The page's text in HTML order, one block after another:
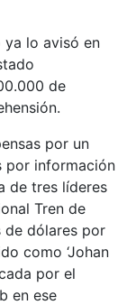
lo avisó en
de
por un
por información
de tres líderes
Tren de
de dólares por
como ‘Johan
por el
en ese